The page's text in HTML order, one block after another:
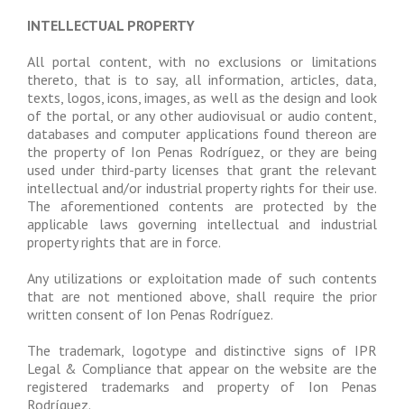
INTELLECTUAL PROPERTY
All portal content, with no exclusions or limitations
thereto, that is to say, all information, articles, data,
texts, logos, icons, images, as well as the design and look
of the portal, or any other audiovisual or audio content,
databases and computer applications found thereon are
the property of Ion Penas Rodríguez, or they are being
used under third-party licenses that grant the relevant
intellectual and/or industrial property rights for their use.
The aforementioned contents are protected by the
applicable laws governing intellectual and industrial
property rights that are in force.
Any utilizations or exploitation made of such contents
that are not mentioned above, shall require the prior
written consent of Ion Penas Rodríguez.
The trademark, logotype and distinctive signs of IPR
Legal & Compliance that appear on the website are the
registered trademarks and property of Ion Penas
Rodríguez.